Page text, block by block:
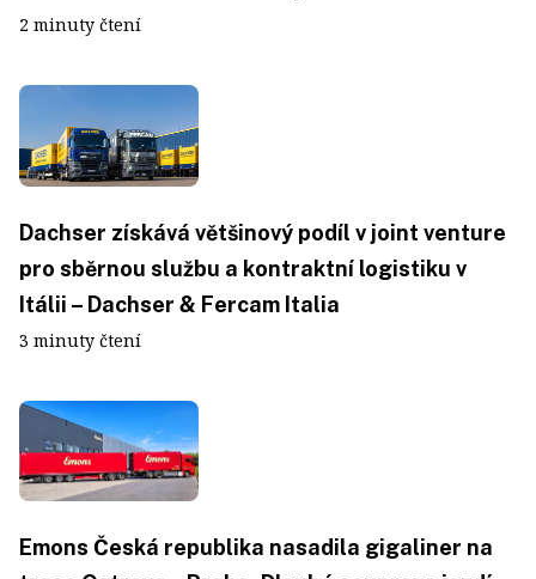
2 minuty čtení
Dachser získává většinový podíl v joint venture
pro sběrnou službu a kontraktní logistiku v
Itálii – Dachser & Fercam Italia
3 minuty čtení
Emons Česká republika nasadila gigaliner na